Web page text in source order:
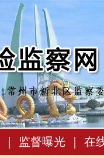
监督曝光 在